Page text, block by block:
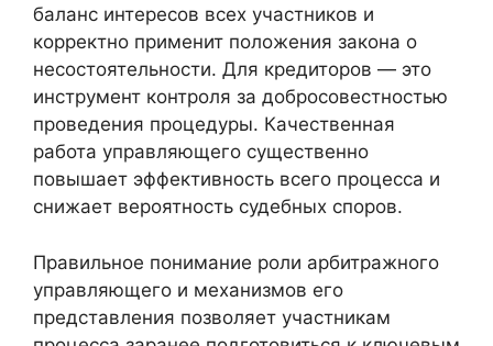
баланс интересов всех участников и
корректно применит положения закона о
несостоятельности. Для кредиторов — это
инструмент контроля за добросовестностью
проведения процедуры. Качественная
работа управляющего существенно
повышает эффективность всего процесса и
снижает вероятность судебных споров.
Правильное понимание роли арбитражного
управляющего и механизмов его
представления позволяет участникам